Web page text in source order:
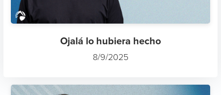
Ojalá lo hubiera hecho
8/9/2025